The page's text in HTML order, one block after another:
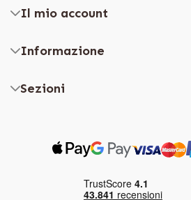
Il mio account
Informazione
Sezioni